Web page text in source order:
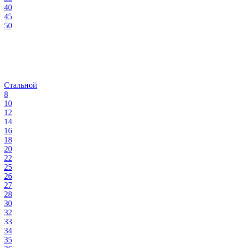
40
45
50
Стальной
8
10
12
14
16
18
20
22
25
26
27
28
30
32
33
34
35